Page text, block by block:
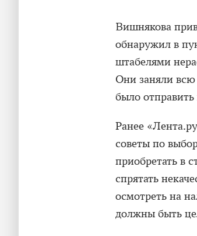
Вишнякова
обнаружил в
штабелями
Они заняли всю
было отправить
Ранее
советы по
приобретать в
спрятать
осмотреть на
должны быть